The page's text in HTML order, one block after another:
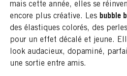
mais cette année, elles se
encore plus créative. Les bubble
des élastiques colorés, des
pour un effet décalé et jeune.
look audacieux, dopaminé,
une sortie entre amis.